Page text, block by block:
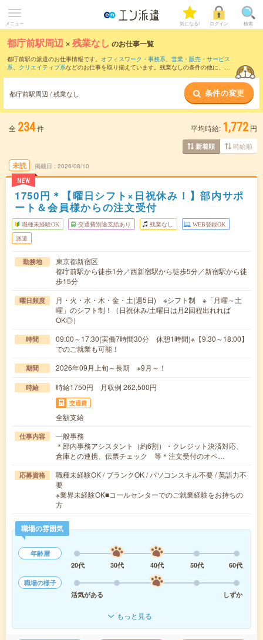
メニュー 気になる! ログイン 検索
都庁前駅周辺 ×残業なし のお仕事一覧
都庁前駅の派遣のお仕事情報です。 オフィスワーク・事務系、 営業・販売・サービス
系、 クリエイティブ系などのお仕事を取り揃えています。残業なしの条件の他に、 交
都庁前駅周辺 / 残業なし 条件の変更
全 234件 平均時給: 1,772 円
新着順 時給順
未読
NEW
掲載日 2026/08/10
1750円＊【曜日シフト×日祝休み！】部内サポ
ート＆会員様からの注文受付
職種未経験OK 交通費別途支給あり 残業なし WEB登録OK
派遣
勤務地
東京都新宿区
都庁前駅から徒歩1分／西新宿駅から徒歩5分／新宿駅から徒
歩15分
曜日頻度
月・火・水・木・金・土(週5日) ※シフト制 ※「月曜～土
曜」のシフト制！（日祝休み/土曜日は月2回程出れれば
OK◎）
時間
09:00～17:30(実働7時間30分 休憩1時間)※【9:30～18:00】
でのご就業も可能！
期間 2026年09月上旬～長期 ※9月～！
時給 時給1750円 月収例 262,500円
交通費
全額支給
仕事内容
一般事務
＊部内事務アシスタント（約6割）・クレジット決済対応、
倉庫との連携、伝票チェック 等＊注文受付のオペ…
応募資格
職種未経験OK / ブランクOK / パソコンスキル不要 / 英語力不
要
※業界未経験OK■コールセンターでのご就業経験をお持ちの
方
職場の雰囲気
年齢層
20代
30代 40代 50代
60代
職場の様子
活気がある
しずか
もっと見る